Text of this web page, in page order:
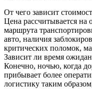
От чего зависит
Цена рассчитывается на
маршрута
авто, наличия
критических поломок,
Зависит ли время
Конечно, ночью, когда
прибывает более
логистику таким